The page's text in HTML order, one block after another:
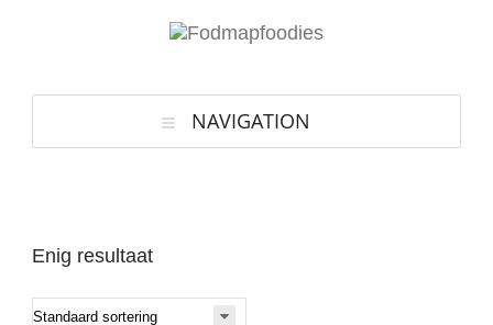
NAVIGATION
Enig resultaat